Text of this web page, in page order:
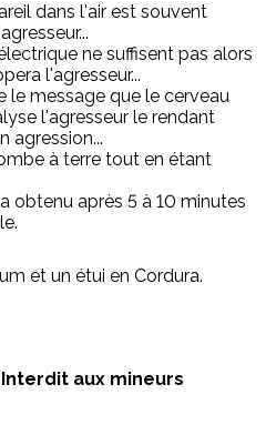
dans l'air est souvent
ne suffisent pas alors
l'agresseur...
le message que le cerveau
l'agresseur le rendant
agression...
à terre tout en étant
obtenu après 5 à 10 minutes
et un étui en Cordura.
aux mineurs